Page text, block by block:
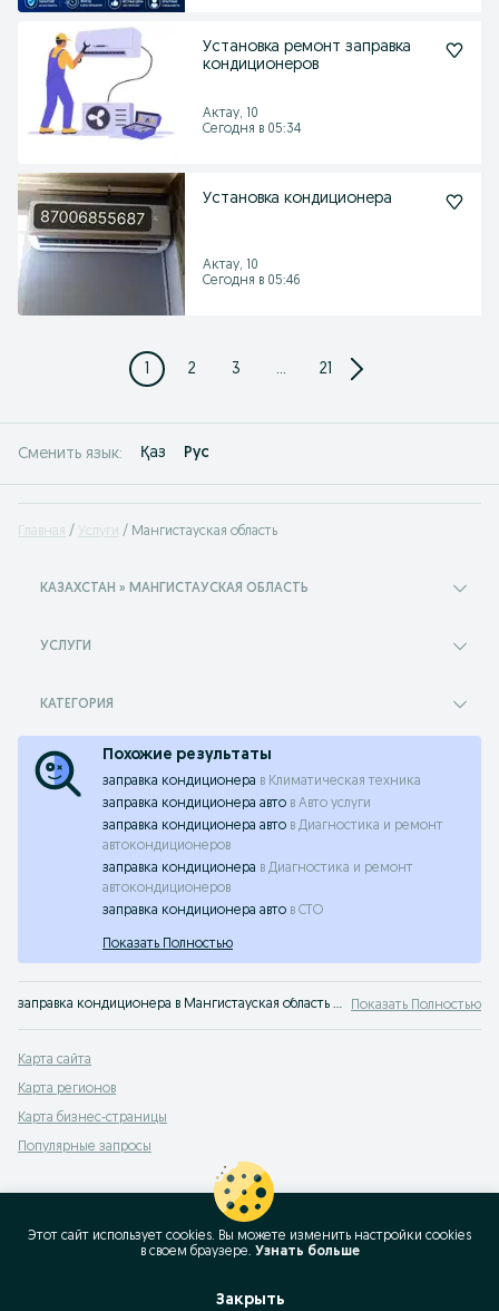
Установка ремонт заправка
кондиционеров
Актау, 10
Сегодня в 05:34
Установка кондиционера
Актау, 10
Сегодня в 05:46
1 2 3 ... 21
Сменить язык: Қаз Рус
Главная Услуги Мангистауская область
КАЗАХСТАН » МАНГИСТАУСКАЯ ОБЛАСТЬ
УСЛУГИ
КАТЕГОРИЯ
Похожие результаты
заправка кондиционера в Климатическая техника
заправка кондиционера авто в Авто услуги
заправка кондиционера авто в Диагностика и ремонт
автокондиционеров
заправка кондиционера в Диагностика и ремонт
автокондиционеров
заправка кондиционера авто в СТО
Показать Полностью
заправка кондиционера в Мангистауская область OLX.kz Показать Полностью
Карта сайта
Карта регионов
Карта бизнес-страницы
Популярные запросы
Этот сайт использует cookies. Вы можете изменить настройки cookies
в своeм браузере. Узнать больше
Закрыть